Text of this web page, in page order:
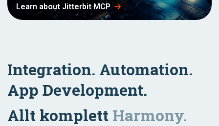
Learn about Jitterbit MCP
Integration. Automation.
App Development.
Allt komplett Harmony.